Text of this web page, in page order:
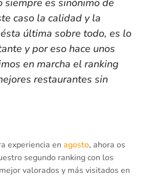
siempre es sinónimo de
caso la calidad y la
última sobre todo, es lo
y por eso hace unos
en marcha el ranking
restaurantes sin
experiencia en agosto, ahora os
segundo ranking con los
valorados y más visitados en